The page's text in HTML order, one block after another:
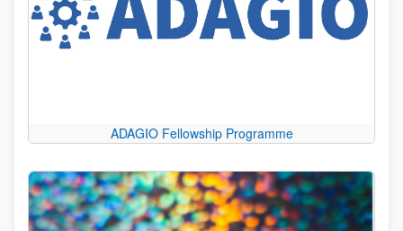
ADAGIO Fellowship Programme